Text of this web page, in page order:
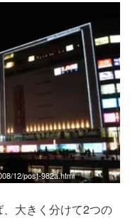
12/post-982a.html
大きく分けて2つの